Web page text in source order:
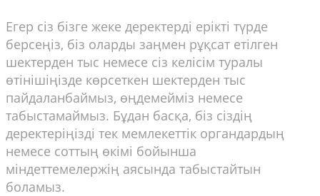
Егер сіз бізге жеке деректерді ерікті түрде
берсеңіз, біз оларды заңмен рұқсат етілген
шектерден тыс немесе сіз келісім туралы
өтінішіңізде көрсеткен шектерден тыс
пайдаланбаймыз, өңдемейміз немесе
табыстамаймыз. Бұдан басқа, біз сіздің
деректеріңізді тек мемлекеттік органдардың
немесе соттың өкімі бойынша
міндеттемелержің аясында табыстайтын
боламыз.